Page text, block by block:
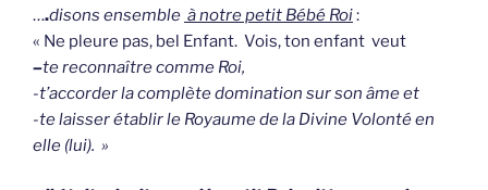
….disons ensemble à notre petit Bébé Roi:
« Ne pleure pas, bel Enfant. Vois, ton enfant veut
–te reconnaître comme Roi,
-t’accorder la complète domination sur son âme et
-te laisser établir le Royaume de la Divine Volonté en
elle (lui). »